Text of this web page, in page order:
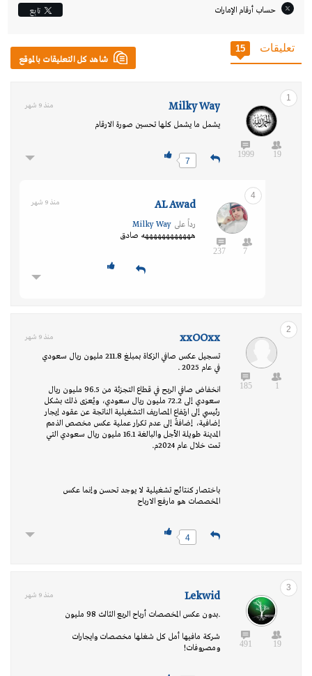
حساب أرقام الإمارات‎ تابِع
شاهد كل التعليقات بالموقع
تعليقات 15
1
19
1999
Milky Way منذ 9 شهر
يشمل ما يشمل كلها تحسين صورة الارقام
7
4
7
237
AL Awad منذ 9 شهر
رداً على Milky Way
ههههههههههههه صادق
2
1
185
xxOOxx منذ 9 شهر
تسجيل عكس صافي الزكاة بمبلغ 211.8 مليون ريال سعودي
في عام 2025 .
انخفاض صافي الربح في قطاع التجزئة من 96.5 مليون ريال
سعودي إلى 72.2 مليون ريال سعودي، ويُعزى ذلك بشكل
رئيسي إلى ارتفاع المصاريف التشغيلية الناتجة عن عقود إيجار
إضافية، إضافةً إلى عدم تكرار عملية عكس مخصص الذمم
المدينة طويلة الأجل والبالغة 16.1 مليون ريال سعودي التي
تمت خلال عام 2024م.
باختصار كنتائج تشغيلية لا يوجد تحسن وإنما عكس
المخصصات هو مارفع الارباح
4
3
19
491
Lekwid منذ 9 شهر
.بدون عكس المخصصات أرباح الربع الثالث 98 مليون
شركة مافيها أمل كل شغلها مخصصات وايجارات
ومصروفات!